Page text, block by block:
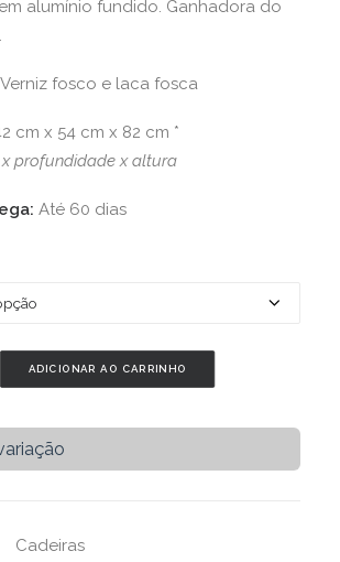
alumínio fundido. Ganhadora do
Verniz fosco e laca fosca
cm x 54 cm x 82 cm *
x profundidade x altura
Até 60 dias
ADICIONAR AO CARRINHO
Cadeiras